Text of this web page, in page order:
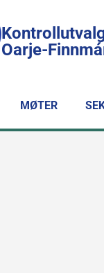
Oarje-
MØTER